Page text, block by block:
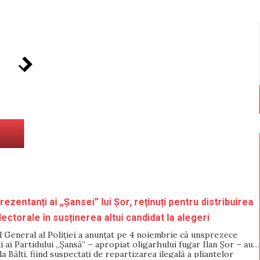
ai „Șansei” lui Șor, reținuți pentru distribuirea
în susținerea altui candidat la alegeri
al Poliției a anunțat pe 4 noiembrie că unsprezece
Partidului „Șansă” – apropiat oligarhului fugar Ilan Șor – au
Bălți, fiind suspectați de repartizarea ilegală a pliantelor